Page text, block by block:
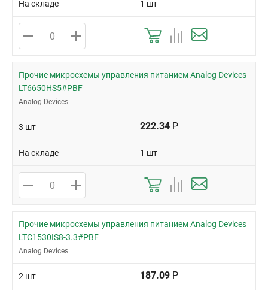
На складе 1 шт
Прочие микросхемы управления питанием Analog Devices
LT6650HS5#PBF
Analog Devices
3 шт 222.34 Р
На складе 1 шт
Прочие микросхемы управления питанием Analog Devices
LTC1530IS8-3.3#PBF
Analog Devices
2 шт 187.09 Р